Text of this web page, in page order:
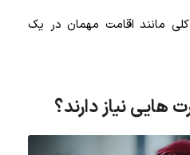
مانند اقامت مهمان در یک